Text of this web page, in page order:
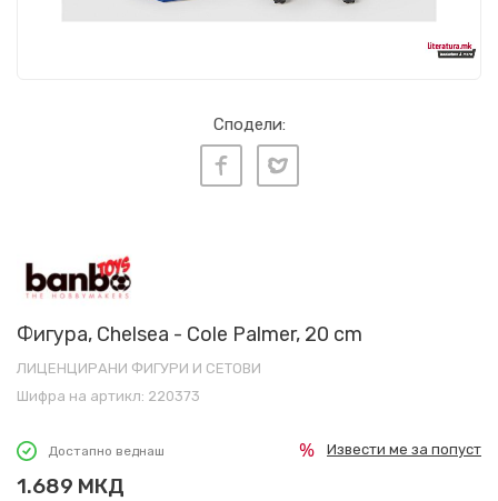
Сподели:
Фигура, Chelsea - Cole Palmer, 20 cm
ЛИЦЕНЦИРАНИ ФИГУРИ И СЕТОВИ
Шифра на артикл: 220373
Достапно веднаш
1.689 МКД
Извести ме за попуст